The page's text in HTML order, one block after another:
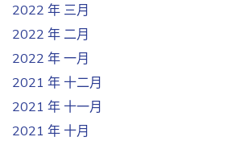
2022 年 三月
2022 年 二月
2022 年 一月
2021 年 十二月
2021 年 十一月
2021 年 十月